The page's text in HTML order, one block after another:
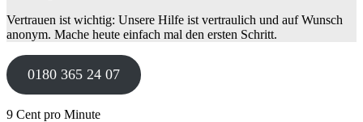
Vertrauen ist wichtig: Unsere Hilfe ist vertraulich und auf Wunsch
anonym. Mache heute einfach mal den ersten Schritt.
0180 365 24 07
9 Cent pro Minute